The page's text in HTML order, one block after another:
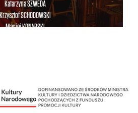
KatarzynaSZWEDA
KrzysztofSCHODOWSKI
MaciejKONARSKI